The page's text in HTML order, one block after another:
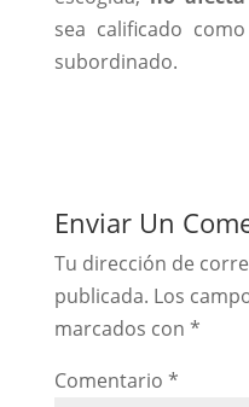
sea calificado
subordinado.
Enviar Un
Tu dirección de
publicada. Los
marcados con *
Comentario *